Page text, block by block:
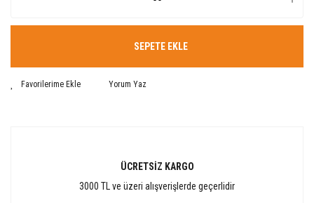
SEPETE EKLE
Yorum Yaz
ÜCRETSİZ KARGO
3000 TL ve üzeri alışverişlerde geçerlidir